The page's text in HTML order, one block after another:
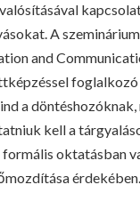
A
and
a döntéshozóknak,
kell a
oktatásban
érdekében.